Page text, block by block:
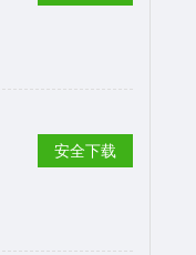
安全下载